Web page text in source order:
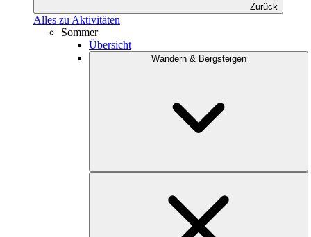
Zurück
Alles zu Aktivitäten
Sommer
Übersicht
Wandern & Bergsteigen